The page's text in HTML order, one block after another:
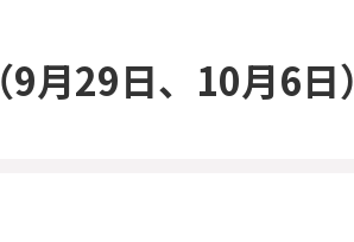
（9月29日、10月6日）